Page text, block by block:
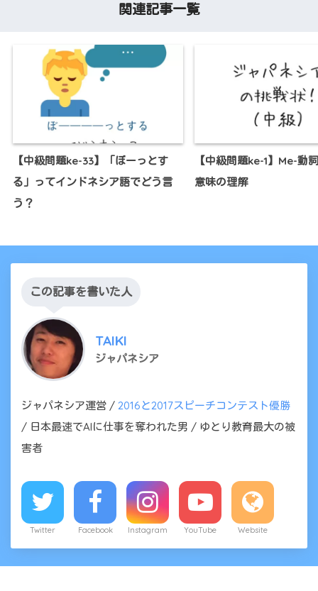
関連記事一覧
【中級問題ke-33】「ぼーっとす
る」ってインドネシア語でどう言
う？
【中級問題ke-1】Me-動
意味の理解
この記事を書いた人
TAIKI
ジャパネシア
ジャパネシア運営 / 2016と2017スピーチコンテスト優勝
/ 日本最速でAIに仕事を奪われた男 / ゆとり教育最大の被
害者
Twitter Facebook Instagram YouTube Website